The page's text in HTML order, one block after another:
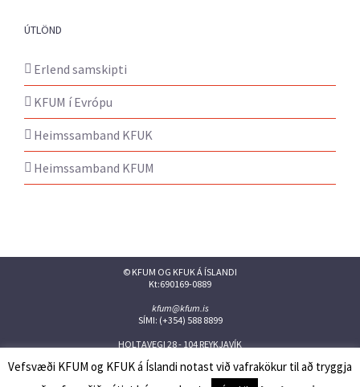
ÚTLÖND
Erlend samskipti
KFUM í Evrópu
Heimssamband KFUK
Heimssamband KFUM
© KFUM OG KFUK Á ÍSLANDI
Kt:690169-0889
kfum@kfum.is
SÍMI: (+354) 588 8899
HOLTAVEGI 28 - 104 REYKJAVÍK
Vefsvæði KFUM og KFUK á Íslandi notast við vafrakökur til að tryggja